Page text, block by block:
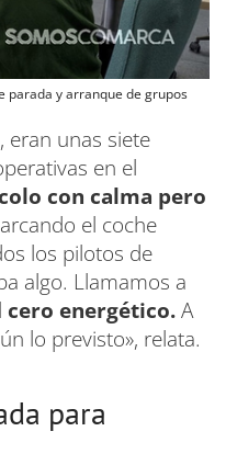
parada y arranque de grupos
eran unas siete
en el
con calma pero
el coche
los pilotos de
algo. Llamamos a
cero energético.A
lo previsto», relata.
para